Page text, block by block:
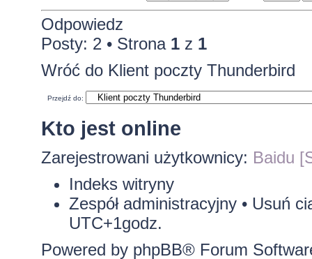
Odpowiedz
Posty: 2 • Strona 1z 1
Wróć do Klient poczty Thunderbird
Przejdź do:
Kto jest online
Zarejestrowani użytkownicy: Baidu
Indeks witryny
Zespół administracyjny• Usuń
UTC+1godz.
Powered by phpBB® Forum